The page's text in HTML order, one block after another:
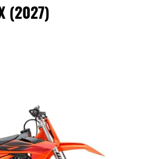
(2027)